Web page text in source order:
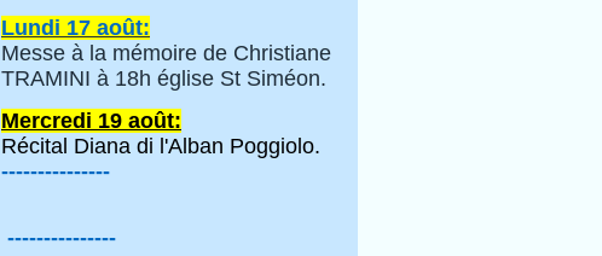
Lundi 17 août:
Messe à la mémoire de Christiane
TRAMINI à 18h église St Siméon.
Mercredi 19 août:
Récital Diana di l'Alban Poggiolo.
---------------
---------------